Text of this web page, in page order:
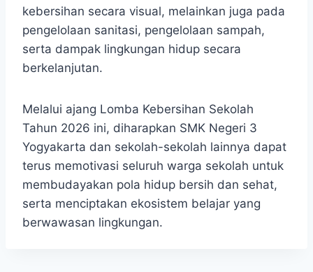
kebersihan secara visual, melainkan juga pada
pengelolaan sanitasi, pengelolaan sampah,
serta dampak lingkungan hidup secara
berkelanjutan.
Melalui ajang Lomba Kebersihan Sekolah
Tahun 2026 ini, diharapkan SMK Negeri 3
Yogyakarta dan sekolah-sekolah lainnya dapat
terus memotivasi seluruh warga sekolah untuk
membudayakan pola hidup bersih dan sehat,
serta menciptakan ekosistem belajar yang
berwawasan lingkungan.